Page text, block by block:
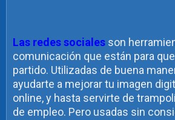
Las redes sociales son
comunicación que están para
partido. Utilizadas de buena
ayudarte a mejorar tu imagen
online, y hasta servirte de
de empleo. Pero usadas sin